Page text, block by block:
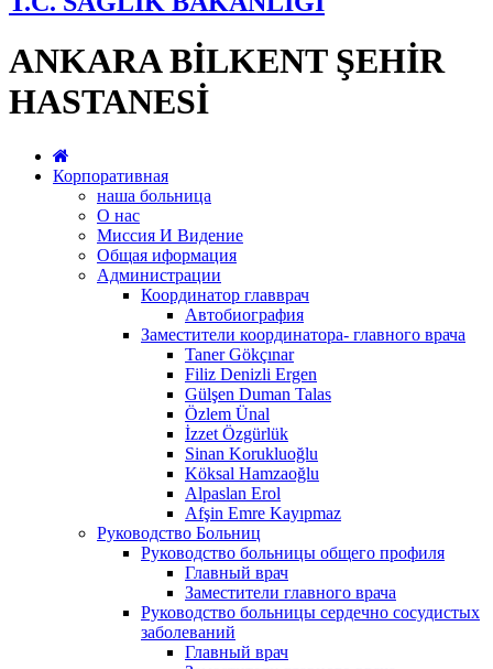
ANKARA BİLKENT ŞEHİR
HASTANESİ
Корпоративная
наша больница
О нас
Миссия И Видение
Общая иформация
Администрации
Координатор главврач
Автобиография
Заместители координатора- главного врача
Taner Gökçınar
Filiz Denizli Ergen
Gülşen Duman Talas
Özlem Ünal
İzzet Özgürlük
Sinan Korukluoğlu
Köksal Hamzaoğlu
Alpaslan Erol
Afşin Emre Kayıpmaz
Руководство Больниц
Руководство больницы общего профиля
Главный врач
Заместители главного врача
Руководство больницы сердечно сосудистых
заболеваний
Главный врач